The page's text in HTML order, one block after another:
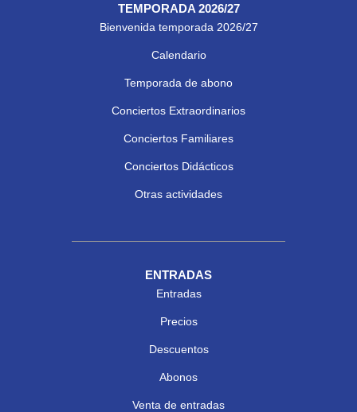
TEMPORADA 2026/27
Bienvenida temporada 2026/27
Calendario
Temporada de abono
Conciertos Extraordinarios
Conciertos Familiares
Conciertos Didácticos
Otras actividades
ENTRADAS
Entradas
Precios
Descuentos
Abonos
Venta de entradas